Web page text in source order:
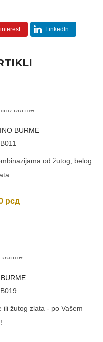
LinkedIn
BURME
od žutog, belog
рсд
ili žutog zlata - po Vašem